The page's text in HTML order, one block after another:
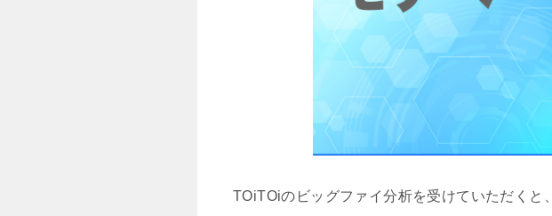
TOiTOiのビッグファイ分析を受けていただくと、